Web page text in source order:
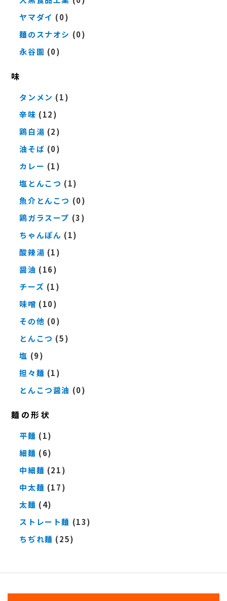
ヤマダイ (0)
麺のスナオシ (0)
永谷園 (0)
味
タンメン (1)
辛味 (12)
鶏白湯 (2)
油そば (0)
カレー (1)
塩とんこつ (1)
魚介とんこつ (0)
鶏ガラスープ (3)
ちゃんぽん (1)
酸辣湯 (1)
醤油 (16)
チーズ (1)
味噌 (10)
その他 (0)
とんこつ (5)
塩 (9)
担々麺 (1)
とんこつ醤油 (0)
麺の形状
平麺 (1)
細麺 (6)
中細麺 (21)
中太麺 (17)
太麺 (4)
ストレート麺 (13)
ちぢれ麺 (25)